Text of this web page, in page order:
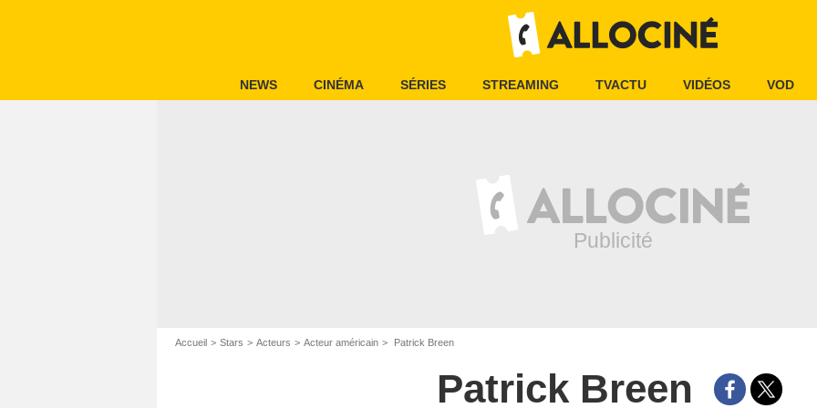
NEWS CINÉMA SÉRIES STREAMING TVACTU VIDÉOS VOD
Accueil Stars Acteurs Acteur américain Patrick Breen
Patrick Breen